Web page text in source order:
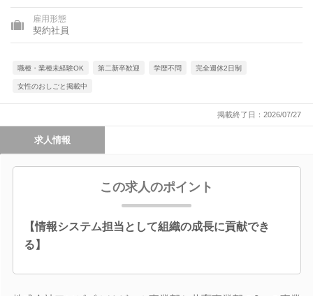
雇用形態
契約社員
職種・業種未経験OK 第二新卒歓迎 学歴不問 完全週休2日制
女性のおしごと掲載中
掲載終了日：2026/07/27
求人情報
この求人のポイント
【情報システム担当として組織の成長に貢献でき
る】